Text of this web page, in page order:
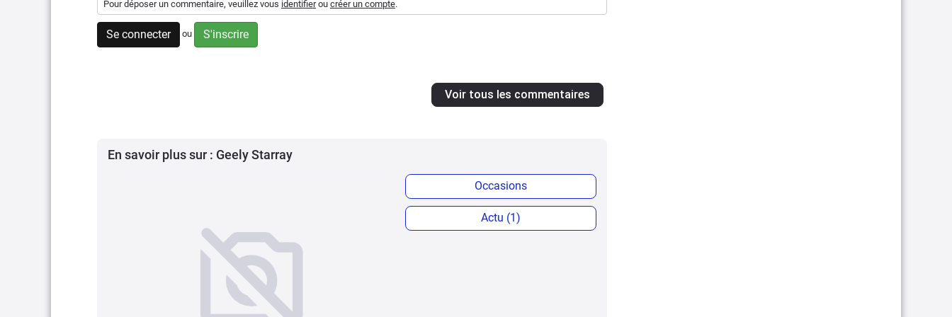
Pour déposer un commentaire, veuillez vous identifierou créer un compte.
Se connecter ou S'inscrire
Voir tous les commentaires
En savoir plus sur : Geely Starray
Occasions
Actu (1)